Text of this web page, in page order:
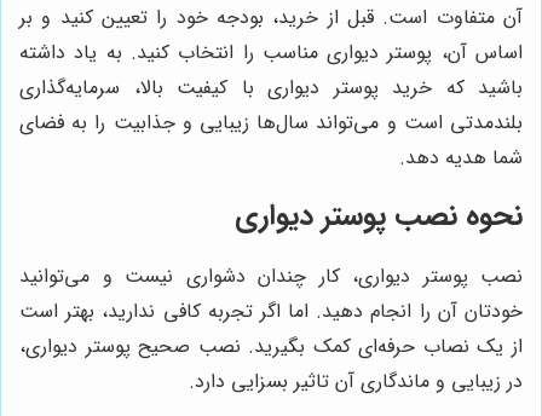
آن متفاوت است. قبل از خرید، بودجه خود را تعیین کنید و بر
اساس آن، پوستر دیواری مناسب را انتخاب کنید. به یاد داشته
باشید که خرید پوستر دیواری با کیفیت بالا، سرمایه‌گذاری
بلندمدتی است و می‌تواند سال‌ها زیبایی و جذابیت را به فضای
شما هدیه دهد.
نحوه نصب پوستر دیواری
نصب پوستر دیواری، کار چندان دشواری نیست و می‌توانید
خودتان آن را انجام دهید. اما اگر تجربه کافی ندارید، بهتر است
از یک نصاب حرفه‌ای کمک بگیرید. نصب صحیح پوستر دیواری،
در زیبایی و ماندگاری آن تاثیر بسزایی دارد.